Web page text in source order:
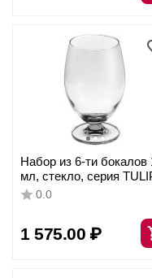
Набор из 6-ти бокалов
мл, стекло, серия
Bormioli Rocco
0.0
1 575.00 ₽